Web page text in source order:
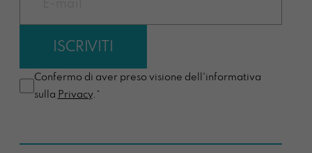
Confermo di aver preso visione dell'informativa
sulla Privacy.*